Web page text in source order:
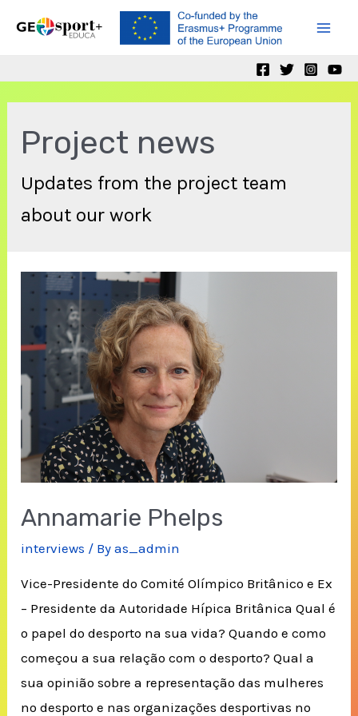
Project news
Updates from the project team
about our work
Annamarie Phelps
interviews / Byas_admin
Vice-Presidente do Comité Olímpico Britânico e Ex
– Presidente da Autoridade Hípica Britânica Qual é
o papel do desporto na sua vida? Quando e como
começou a sua relação com o desporto? Qual a
sua opinião sobre a representação das mulheres
no desporto e nas organizações desportivas no